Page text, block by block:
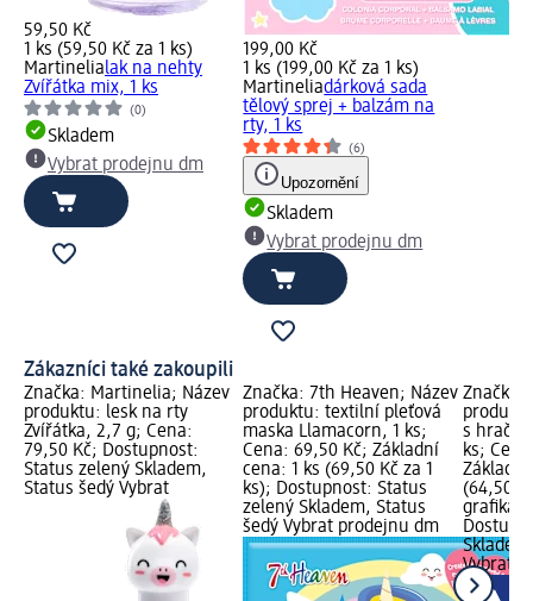
59,50 Kč
1 ks (59,50 Kč za 1 ks)
Martinelialak na nehty
Zvířátka mix, 1 ks
(0)
Skladem
Vybrat prodejnu dm
199,00 Kč
1 ks (199,00 Kč za 1 ks)
Martineliadárková sada
tělový sprej + balzám na
rty, 1 ks
(6)
Upozornění
Skladem
Vybrat prodejnu dm
Zákazníci také zakoupili
Značka: Martinelia; Název
produktu: lesk na rty
Zvířátka, 2,7 g; Cena:
79,50 Kč; Dostupnost:
Status zelený Skladem,
Status šedý Vybrat
Značka: 7th Heaven; Název
produktu: textilní pleťová
maska Llamacorn, 1 ks;
Cena: 69,50 Kč; Základní
cena: 1 ks (69,50 Kč za 1
ks); Dostupnost: Status
zelený Skladem, Status
šedý Vybrat prodejnu dm
Značka:
s
ks;
Základní
(64,50
grafika,
Vybrat